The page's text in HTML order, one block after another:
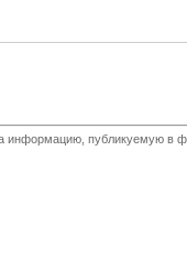
информацию, публикуемую